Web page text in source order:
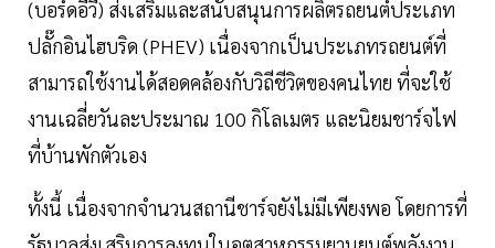
(บอร์ดอีวี) ส่งเสริมและสนับสนุนการผลิตรถยนต์ประเภท
ปลั๊กอินไฮบริด (PHEV) เนื่องจากเป็นประเภทรถยนต์ที่
สามารถใช้งานได้สอดคล้องกับวิถีชีวิตของคนไทย ที่จะใช้
งานเฉลี่ยวันละประมาณ 100 กิโลเมตร และนิยมชาร์จไฟ
ที่บ้านพักตัวเอง
ทั้งนี้ เนื่องจากจำนวนสถานีชาร์จยังไม่มีเพียงพอ โดยการที่